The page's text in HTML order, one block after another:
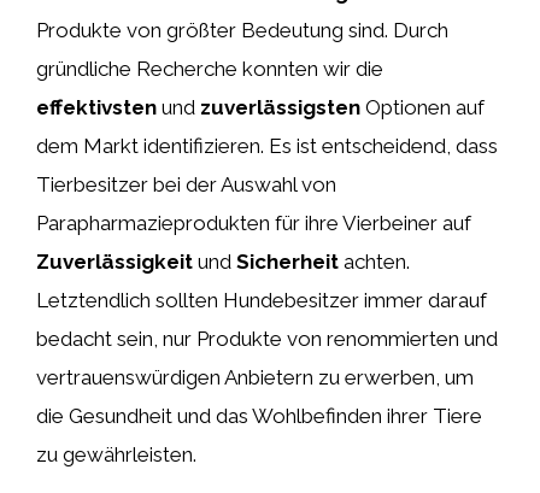
Produkte von größter Bedeutung sind. Durch
gründliche Recherche konnten wir die
effektivsten und zuverlässigsten Optionen auf
dem Markt identifizieren. Es ist entscheidend, dass
Tierbesitzer bei der Auswahl von
Parapharmazieprodukten für ihre Vierbeiner auf
Zuverlässigkeit und Sicherheit achten.
Letztendlich sollten Hundebesitzer immer darauf
bedacht sein, nur Produkte von renommierten und
vertrauenswürdigen Anbietern zu erwerben, um
die Gesundheit und das Wohlbefinden ihrer Tiere
zu gewährleisten.